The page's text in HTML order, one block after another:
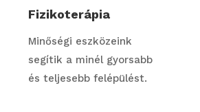
Fizikoterápia
Minőségi eszközeink
segítik a minél gyorsabb
és teljesebb felépülést.